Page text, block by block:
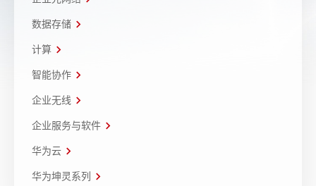
数据存储
计算
智能协作
企业无线
企业服务与软件
华为云
华为坤灵系列